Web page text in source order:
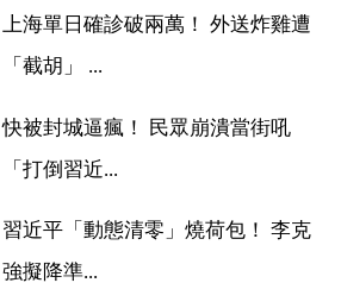
上海單日確診破兩萬！ 外送炸雞遭
「截胡」 ...
快被封城逼瘋！ 民眾崩潰當街吼
「打倒習近...
習近平「動態清零」燒荷包！ 李克
強擬降準...